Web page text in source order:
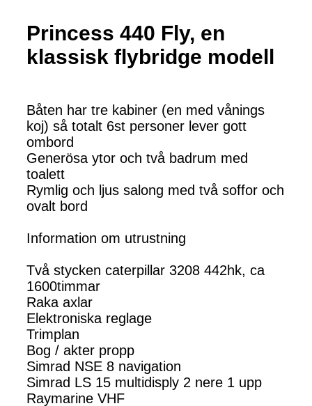
Princess 440 Fly, en
klassisk flybridge modell
Båten har tre kabiner (en med vånings
koj) så totalt 6st personer lever gott
ombord
Generösa ytor och två badrum med
toalett
Rymlig och ljus salong med två soffor och
ovalt bord
Information om utrustning
Två stycken caterpillar 3208 442hk, ca
1600timmar
Raka axlar
Elektroniska reglage
Trimplan
Bog / akter propp
Simrad NSE 8 navigation
Simrad LS 15 multidisply 2 nere 1 upp
Raymarine VHF